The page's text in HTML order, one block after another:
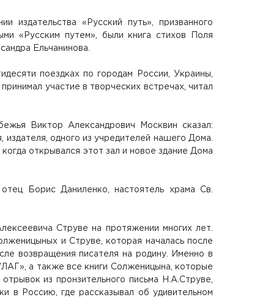
издательства «Русский путь», призванного
«Русским путем», были книга стихов Поля
Ельчанинова.
поездках по городам России, Украины,
участие в творческих встречах, читал
Виктор Александрович Москвин сказал:
одного из учредителей нашего Дома.
открывался этот зал и новое здание Дома
Борис Даниленко, настоятель храма Св.
Струве на протяжении многих лет.
и Струве, которая началась после
возвращения писателя на родину. Именно в
а также все книги Солженицына, которые
из пронзительного письма Н.А.Струве,
в Россию, где рассказывал об удивительном